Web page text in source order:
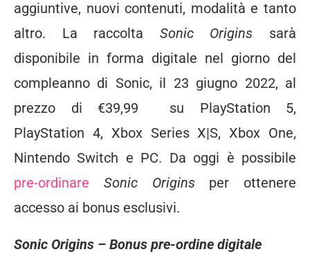
aggiuntive, nuovi contenuti, modalità e tanto
altro. La raccolta Sonic Origins sarà
disponibile in forma digitale nel giorno del
compleanno di Sonic, il 23 giugno 2022, al
prezzo di €39,99 su PlayStation 5,
PlayStation 4, Xbox Series X|S, Xbox One,
Nintendo Switch e PC. Da oggi è possibile
pre-ordinare Sonic Origins per ottenere
accesso ai bonus esclusivi.
Sonic Origins – Bonus pre-ordine digitale